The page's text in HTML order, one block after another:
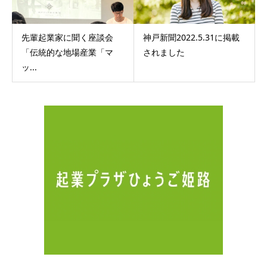
先輩起業家に聞く座談会
「伝統的な地場産業「マ
ッ...
神戸新聞2022.5.31に掲載
されました